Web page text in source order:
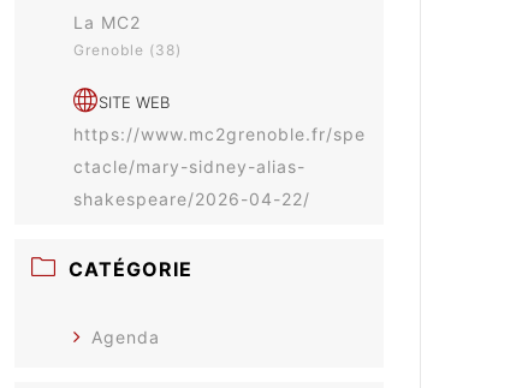
La MC2
Grenoble (38)
SITE WEB
https://www.mc2grenoble.fr/spe
ctacle/mary-sidney-alias-
shakespeare/2026-04-22/
CATÉGORIE
Agenda